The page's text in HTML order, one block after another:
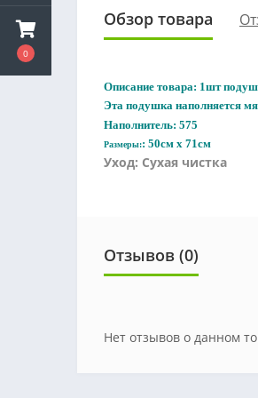
0
Обзор товара
Описание товара: 1шт
Эта подушка наполняется
Наполнитель: 575
Размеры:: 50см х 71см
Уход: Сухая чистка
Отзывов (0)
Нет отзывов о данном